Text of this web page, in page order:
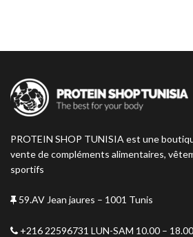
une
PROTEIN SHOP TUNISIA est une
vente de compléments alimentaires,
sportifs
59.AV Jean jaures – 1001 Tunis
+216 22596731 LUN-SAM 10.00 – 18.00